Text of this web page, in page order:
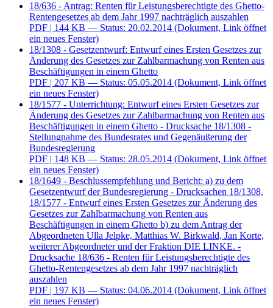
18/636 - Antrag: Renten für Leistungsberechtigte des Ghetto-
Rentengesetzes ab dem Jahr 1997 nachträglich auszahlen
PDF | 144 KB — Status: 20.02.2014 (Dokument, Link öffnet
ein neues Fenster)
18/1308 - Gesetzentwurf: Entwurf eines Ersten Gesetzes zur
Änderung des Gesetzes zur Zahlbarmachung von Renten aus
Beschäftigungen in einem Ghetto
PDF | 207 KB — Status: 05.05.2014 (Dokument, Link öffnet
ein neues Fenster)
18/1577 - Unterrichtung: Entwurf eines Ersten Gesetzes zur
Änderung des Gesetzes zur Zahlbarmachung von Renten aus
Beschäftigungen in einem Ghetto - Drucksache 18/1308 -
Stellungnahme des Bundesrates und Gegenäußerung der
Bundesregierung
PDF | 148 KB — Status: 28.05.2014 (Dokument, Link öffnet
ein neues Fenster)
18/1649 - Beschlussempfehlung und Bericht: a) zu dem
Gesetzentwurf der Bundesregierung - Drucksachen 18/1308,
18/1577 - Entwurf eines Ersten Gesetzes zur Änderung des
Gesetzes zur Zahlbarmachung von Renten aus
Beschäftigungen in einem Ghetto b) zu dem Antrag der
Abgeordneten Ulla Jelpke, Matthias W. Birkwald, Jan Korte,
weiterer Abgeordneter und der Fraktion DIE LINKE. -
Drucksache 18/636 - Renten für Leistungsberechtigte des
Ghetto-Rentengesetzes ab dem Jahr 1997 nachträglich
auszahlen
PDF | 197 KB — Status: 04.06.2014 (Dokument, Link öffnet
ein neues Fenster)